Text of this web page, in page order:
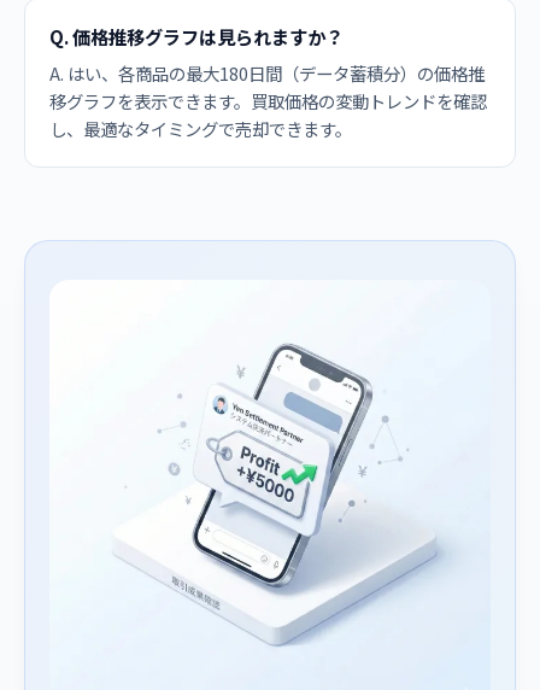
Q. 価格推移グラフは見られますか？
A. はい、各商品の最大180日間（データ蓄積分）の価格推
移グラフを表示できます。買取価格の変動トレンドを確認
し、最適なタイミングで売却できます。